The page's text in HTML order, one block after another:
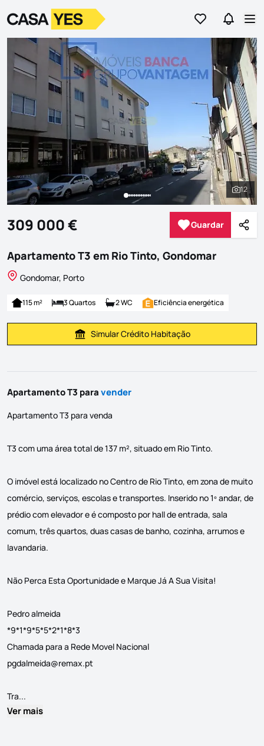
Ir para osIr para
LogoIr para a homepage
Ver
12
309 000 € Guardar
Guardar
Apartamento T3 em Rio Tinto, Gondomar
Gondomar, Porto
115 m² 3 Quartos 2 WC Eficiência energética
Simular Prestação
Simular Crédito Habitação
Apartamento T3 paravender
Apartamento T3 para venda
T3 com uma área total de 137 m², situado em Rio Tinto.
O imóvel está localizado no Centro de Rio Tinto, em zona de muito
comércio, serviços, escolas e transportes. Inserido no 1º andar, de
prédio com elevador e é composto por hall de entrada, sala
comum, três quartos, duas casas de banho, cozinha, arrumos e
lavandaria.
Não Perca Esta Oportunidade e Marque Já A Sua Visita!
Pedro almeida
*9*1*9*5*5*2*1*8*3
pgdalmeida@remax.pt
Tra...
Ver mais